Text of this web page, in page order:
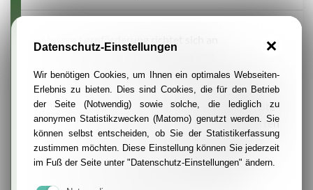
Unsere Lernförderung richtet sich an
Schüler/innen an Grundschulen und
weiterführenden Schulen aller Schulformen, die
einen Anspruch auf Leistungen des Bildungs- und
Teilhabegesetzes haben. Die Lernförderangebote
der cse finden derzeit an rund 30 Schulstandorten
in den Stadtbezirken I (Stadtmitte), VII (Steele,
Kray) und VIII (Überruhr, Burgaltendorf) statt.
Datenschutz-Einstellungen
Wir benötigen Cookies, um Ihnen ein optimales Webseiten-
Erlebnis zu bieten. Dies sind Cookies, die für den Betrieb
der Seite (Notwendig) sowie solche, die lediglich zu
anonymen Statistikzwecken (Matomo) genutzt werden. Sie
können selbst entscheiden, ob Sie der Statistikerfassung
zustimmen möchten. Diese Einstellung können Sie jederzeit
im Fuß der Seite unter "Datenschutz-Einstellungen" ändern.